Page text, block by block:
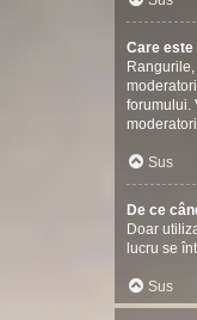
Care este
forumului.
Sus
De ce
Doar
lucru se
Sus